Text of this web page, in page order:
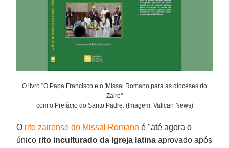
O livro "O Papa Francisco e o 'Missal Romano para as dioceses do
Zaire"
com o Prefácio do Santo Padre. (Imagem: Vatican News)
O rito zairense do Missal Romano é "até agora o
único rito inculturado da Igreja latina aprovado após